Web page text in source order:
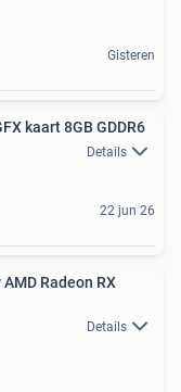
Gisteren
kaart 8GB GDDR6
Details
22 jun 26
Radeon RX
Details